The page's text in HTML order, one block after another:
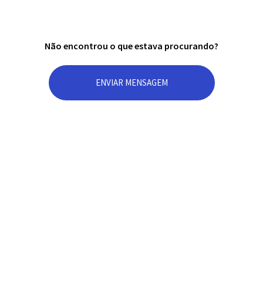
Não encontrou o que estava procurando?
ENVIAR MENSAGEM